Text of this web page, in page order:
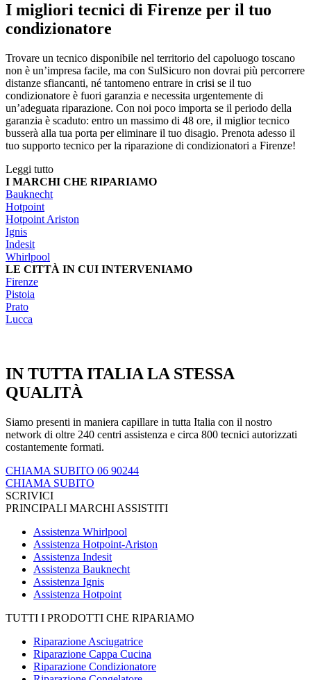
I migliori tecnici di Firenze per il tuo
condizionatore
Trovare un tecnico disponibile nel territorio del capoluogo toscano
non è un’impresa facile, ma con SulSicuro non dovrai più percorrere
distanze sfiancanti, né tantomeno entrare in crisi se il tuo
condizionatore è fuori garanzia e necessita urgentemente di
un’adeguata riparazione. Con noi poco importa se il periodo della
garanzia è scaduto: entro un massimo di 48 ore, il miglior tecnico
busserà alla tua porta per eliminare il tuo disagio. Prenota adesso il
tuo supporto tecnico per la riparazione di condizionatori a Firenze!
Leggi tutto
I MARCHI CHE RIPARIAMO
Bauknecht
Hotpoint
Hotpoint Ariston
Ignis
Indesit
Whirlpool
LE CITTÀ IN CUI INTERVENIAMO
Firenze
Pistoia
Prato
Lucca
IN TUTTA ITALIA LA STESSA
QUALITÀ
Siamo presenti in maniera capillare in tutta Italia con il nostro
network di oltre 240 centri assistenza e circa 800 tecnici autorizzati
costantemente formati.
CHIAMA SUBITO 06 90244
CHIAMA SUBITO
SCRIVICI
PRINCIPALI MARCHI ASSISTITI
Assistenza Whirlpool
Assistenza Hotpoint-Ariston
Assistenza Indesit
Assistenza Bauknecht
Assistenza Ignis
Assistenza Hotpoint
TUTTI I PRODOTTI CHE RIPARIAMO
Riparazione Asciugatrice
Riparazione Cappa Cucina
Riparazione Condizionatore